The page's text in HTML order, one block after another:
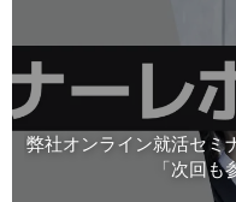
弊社オンライン就活セミ
「次回